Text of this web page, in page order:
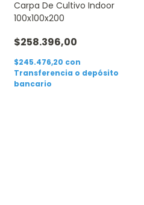
Carpa De Cultivo Indoor
100x100x200
$258.396,00
$245.476,20 con
Transferencia o depósito
bancario